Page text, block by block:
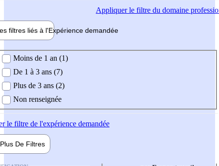
Appliquerle filtre du domaine
filtres liés à l'Expérience demandée
demandée
Moins de 1 an (1)
De 1 à 3 ans (7)
Plus de 3 ans (2)
Non renseignée
le filtre de l'expérience demandée
Plus De Filtres